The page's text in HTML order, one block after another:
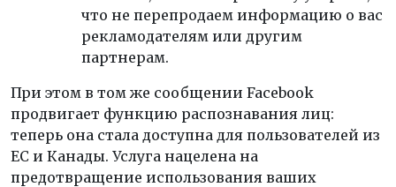
что не перепродаем информацию о вас
рекламодателям или другим
партнерам.
При этом в том же сообщении Facebook
продвигает функцию распознавания лиц:
теперь она стала доступна для пользователей из
ЕС и Канады. Услуга нацелена на
предотвращение использования ваших